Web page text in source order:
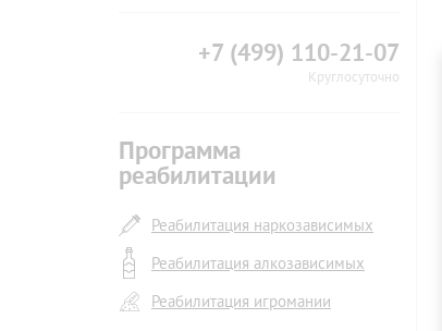
+7 (499) 110-21-07
Круглосуточно
Программа
реабилитации
Реабилитация наркозависимых
Реабилитация алкозависимых
Реабилитация игромании